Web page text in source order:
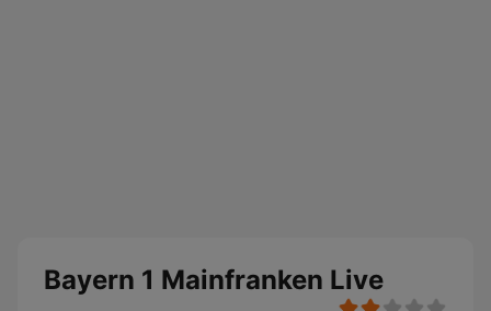
Bayern 1 Mainfranken Live